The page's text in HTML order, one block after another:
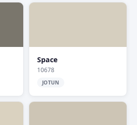
Space
10678
JOTUN